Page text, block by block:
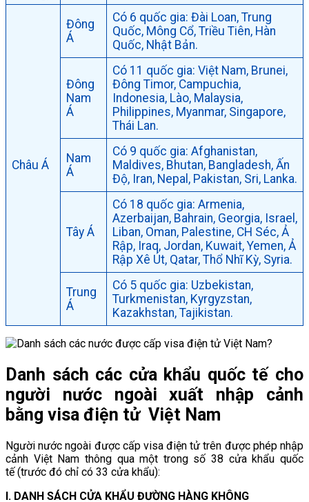
Châu Á
Đông
Á
Có 6 quốc gia: Đài Loan, Trung
Quốc, Mông Cổ, Triều Tiên, Hàn
Quốc, Nhật Bản.
Đông
Nam
Á
Có 11 quốc gia: Việt Nam, Brunei,
Đông Timor, Campuchia,
Indonesia, Lào, Malaysia,
Philippines, Myanmar, Singapore,
Thái Lan.
Nam
Á
Có 9 quốc gia: Afghanistan,
Maldives, Bhutan, Bangladesh, Ấn
Độ, Iran, Nepal, Pakistan, Sri, Lanka.
Tây Á
Có 18 quốc gia: Armenia,
Azerbaijan, Bahrain, Georgia, Israel,
Liban, Oman, Palestine, CH Séc, Ả
Rập, Iraq, Jordan, Kuwait, Yemen, Ả
Rập Xê Út, Qatar, Thổ Nhĩ Kỳ, Syria.
Trung
Á
Có 5 quốc gia: Uzbekistan,
Turkmenistan, Kyrgyzstan,
Kazakhstan, Tajikistan.
Danh sách các cửa khẩu quốc tế cho
người nước ngoài xuất nhập cảnh
bằng visa điện tử Việt Nam
Người nước ngoài được cấp visa điện tử trên được phép nhập
cảnh Việt Nam thông qua một trong số 38 cửa khẩu quốc
tế (trước đó chỉ có 33 cửa khẩu):
I. DANH SÁCH CỬA KHẨU ĐƯỜNG HÀNG KHÔNG